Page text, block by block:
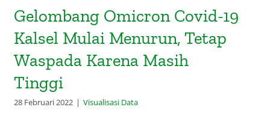
Gelombang Omicron Covid-19
Kalsel Mulai Menurun, Tetap
Waspada Karena Masih
Tinggi
28 Februari 2022 | Visualisasi Data